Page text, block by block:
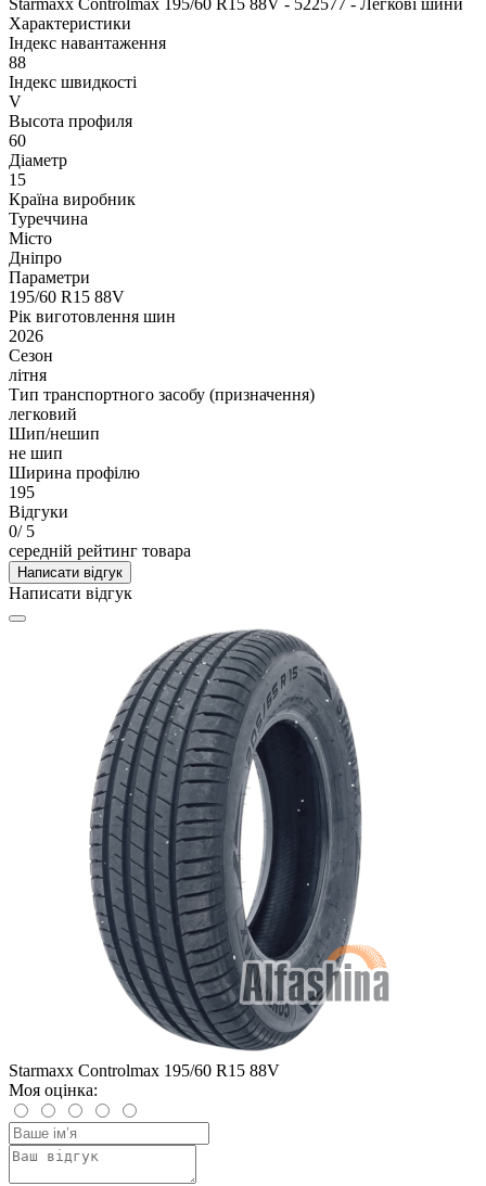
Характеристики
Індекс навантаження
88
Індекс швидкості
V
Высота профиля
60
Діаметр
15
Країна виробник
Туреччина
Місто
Дніпро
Параметри
195/60 R15 88V
Рік виготовлення шин
2026
Сезон
літня
Тип транспортного засобу (призначення)
легковий
Шип/нешип
не шип
Ширина профілю
195
Відгуки
0/ 5
середній рейтинг товара
Написати відгук
Написати відгук
Starmaxx Controlmax 195/60 R15 88V
Моя оцінка: